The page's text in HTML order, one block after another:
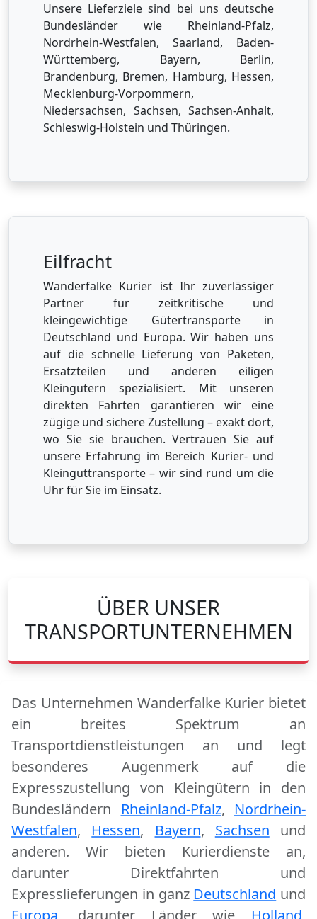
Unsere Lieferziele sind bei uns deutsche
Bundesländer wie Rheinland-Pfalz,
Nordrhein-Westfalen, Saarland, Baden-
Württemberg, Bayern, Berlin,
Brandenburg, Bremen, Hamburg, Hessen,
Mecklenburg-Vorpommern,
Niedersachsen, Sachsen, Sachsen-Anhalt,
Schleswig-Holstein und Thüringen.
Eilfracht
Wanderfalke Kurier ist Ihr zuverlässiger
Partner für zeitkritische und
kleingewichtige Gütertransporte in
Deutschland und Europa. Wir haben uns
auf die schnelle Lieferung von Paketen,
Ersatzteilen und anderen eiligen
Kleingütern spezialisiert. Mit unseren
direkten Fahrten garantieren wir eine
zügige und sichere Zustellung – exakt dort,
wo Sie sie brauchen. Vertrauen Sie auf
unsere Erfahrung im Bereich Kurier- und
Kleinguttransporte – wir sind rund um die
Uhr für Sie im Einsatz.
ÜBER UNSER
TRANSPORTUNTERNEHMEN
Das Unternehmen Wanderfalke Kurier bietet
ein breites Spektrum an
Transportdienstleistungen an und legt
besonderes Augenmerk auf die
Expresszustellung von Kleingütern in den
Bundesländern Rheinland-Pfalz, Nordrhein-
Westfalen, Hessen, Bayern, Sachsen und
anderen. Wir bieten Kurierdienste an,
darunter Direktfahrten und
Expresslieferungen in ganz Deutschland und